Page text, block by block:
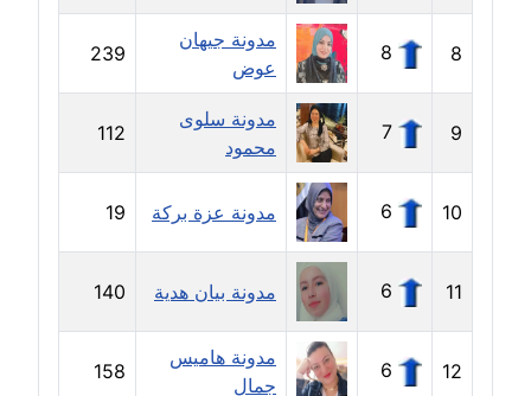
مدونة جواد الحربي
عاملة
مدونة جيهان عفيفي
عاملة
مدونة جيهان عوض
عاملة
مدونة حاتم سلامة
عاملة
8
8
مدونة جيهان
عوض
239
9
7
مدونة سلوى
محمود
112
10
6 مدونة عزة بركة 19
11
6 مدونة بيان هدية 140
12
6
مدونة هاميس
جمال
158